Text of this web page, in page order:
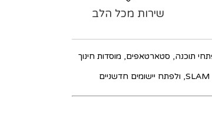
שירות מכל הלב
תוכנה, סטארטאפים, מוסדות חינוך
השילוב של מצלמת עומק עם IMU מאפשר ליצור מודלים מרחביים מדויקים יותר, לנטר תנועה, לבצע SLAM (Simultaneous Localization and Mapping), ולפתח יישומים חדשניים